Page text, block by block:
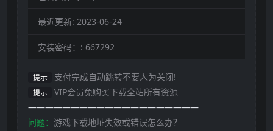
最近更新: 2023-06-24
安装密码：: 667292
提示 支付完成自动跳转不要人为关闭!
提示
VIP会员免购买下载全站所有资源
————————————————————
问题： 游戏下载地址失效或错误怎么办？